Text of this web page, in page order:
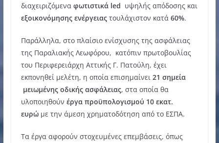
διαχειριζόμενα φωτιστικά led υψηλής απόδοσης και
εξοικονόμησης ενέργειας τουλάχιστον κατά60%.
Παράλληλα, στο πλαίσιο ενίσχυσης της ασφάλειας
της Παραλιακής Λεωφόρου, κατόπιν πρωτοβουλίας
του Περιφερειάρχη Αττικής Γ. Πατούλη, έχει
εκπονηθεί μελέτη, η οποία επισημαίνει 21 σημεία
μειωμένης οδικής ασφάλειας, στα οποία θα
υλοποιηθούν έργα προϋπολογισμού 10 εκατ.
ευρώμε την άμεση χρηματοδότηση από το ΕΣΠΑ.
Τα έργα αφορούν στοχευμένες επεμβάσεις, όπως